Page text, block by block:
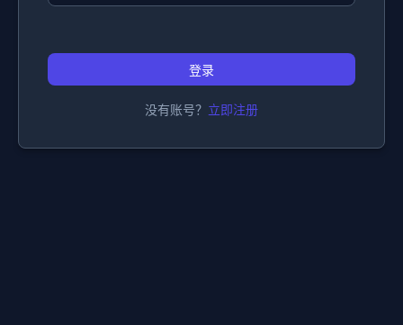
登录
没有账号？ 立即注册